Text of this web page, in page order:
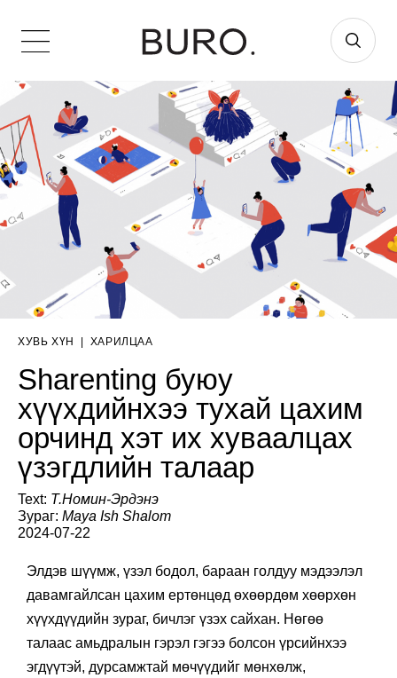
ХУВЬ ХҮН ХАРИЛЦАА
Sharenting буюу
хүүхдийнхээ тухай цахим
орчинд хэт их хуваалцах
үзэгдлийн талаар
Text: Т.Номин-Эрдэнэ
Зураг: Maya Ish Shalom
2024-07-22
Элдэв шүүмж, үзэл бодол, бараан голдуу мэдээлэл
давамгайлсан цахим ертөнцөд өхөөрдөм хөөрхөн
хүүхдүүдийн зураг, бичлэг үзэх сайхан. Нөгөө
талаас амьдралын гэрэл гэгээ болсон үрсийнхээ
эгдүүтэй, дурсамжтай мөчүүдийг мөнхөлж,